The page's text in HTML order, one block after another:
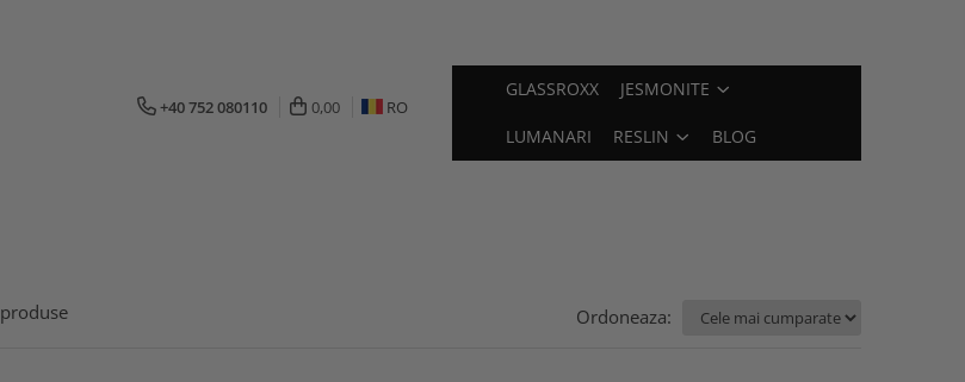
+40 752 080110 0,00 RO
GLASSROXX JESMONITE
LUMANARI RESLIN BLOG
produse Ordoneaza: